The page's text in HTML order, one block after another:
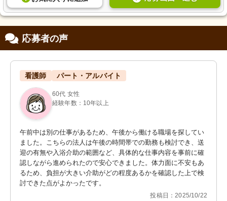
応募者の声
看護師 パート・アルバイト
60代 女性
経験年数：10年以上
午前中は別の仕事があるため、午後から働ける職場を探してい
ました。こちらの法人は午後の時間帯での勤務も検討でき、送
迎の有無や入浴介助の範囲など、具体的な仕事内容を事前に確
認しながら進められたので安心できました。体力面に不安もあ
るため、負担が大きい介助がどの程度あるかを確認した上で検
討できた点がよかったです。
投稿日：2025/10/22